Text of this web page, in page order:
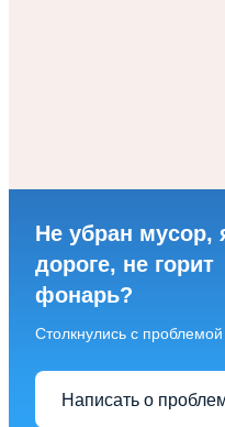
Не убран мусор,
дороге, не горит
фонарь?
Столкнулись с
Написать о